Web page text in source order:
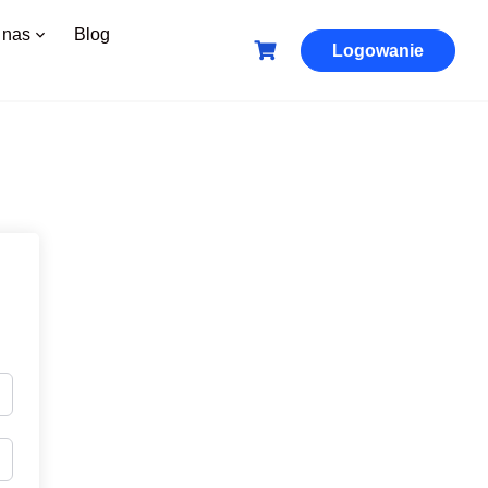
Blog
Logowanie